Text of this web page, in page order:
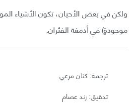
ولكن في بعض الأحيان، تكون الأشياء
موجودةٍ) في أدمغة الفئران.
ترجمة: كنان مرعي
تدقيق: رند عصام